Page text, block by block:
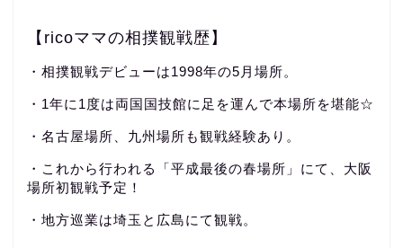
【ricoママの相撲観戦歴】
・相撲観戦デビューは1998年の5月場所。
・1年に1度は両国国技館に足を運んで本場所を堪能☆
・名古屋場所、九州場所も観戦経験あり。
・これから行われる「平成最後の春場所」にて、大阪
場所初観戦予定！
・地方巡業は埼玉と広島にて観戦。